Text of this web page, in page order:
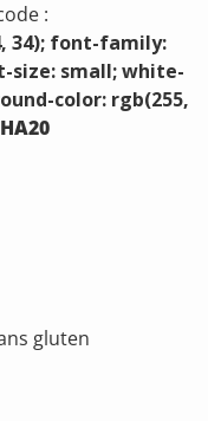
:
34); font-family:
size: small; white-
color: rgb(255,
gluten